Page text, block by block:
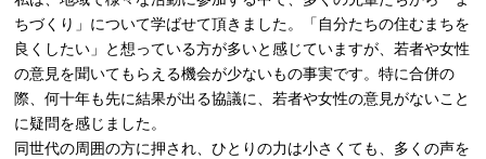
ちづくり」について学ばせて頂きました。「自分たちの住むまちを
良くしたい」と想っている方が多いと感じていますが、若者や女性
の意見を聞いてもらえる機会が少ないもの事実です。特に合併の
際、何十年も先に結果が出る協議に、若者や女性の意見がないこと
に疑問を感じました。
同世代の周囲の方に押され、ひとりの力は小さくても、多くの声を